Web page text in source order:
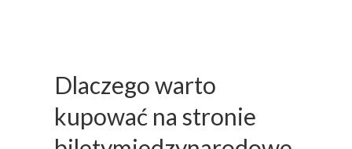
Dlaczego warto
kupować na stronie